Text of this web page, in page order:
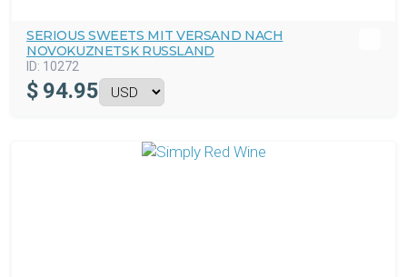
SERIOUS SWEETS MIT VERSAND NACH
NOVOKUZNETSK RUSSLAND
ID: 10272
$ 94.95